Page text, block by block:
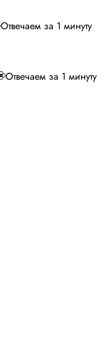
Отвечаем за 1 минуту
Отвечаем за 1 минуту